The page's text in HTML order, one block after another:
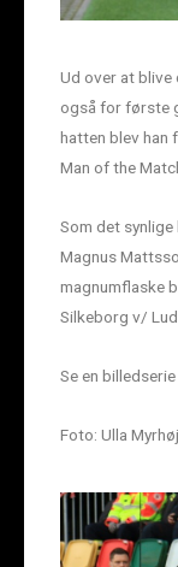
Ud over at
også for første
hatten blev han
Man of the
Som det
Magnus
magnumflaske
Silkeborg v/
Se en
Foto: Ulla Myrhøj